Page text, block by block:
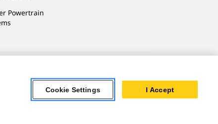
Powertrain
Cookie Settings I Accept